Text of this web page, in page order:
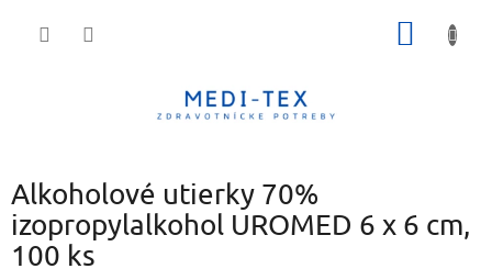
Alkoholové utierky 70%
izopropylalkohol UROMED 6 x 6 cm,
100 ks